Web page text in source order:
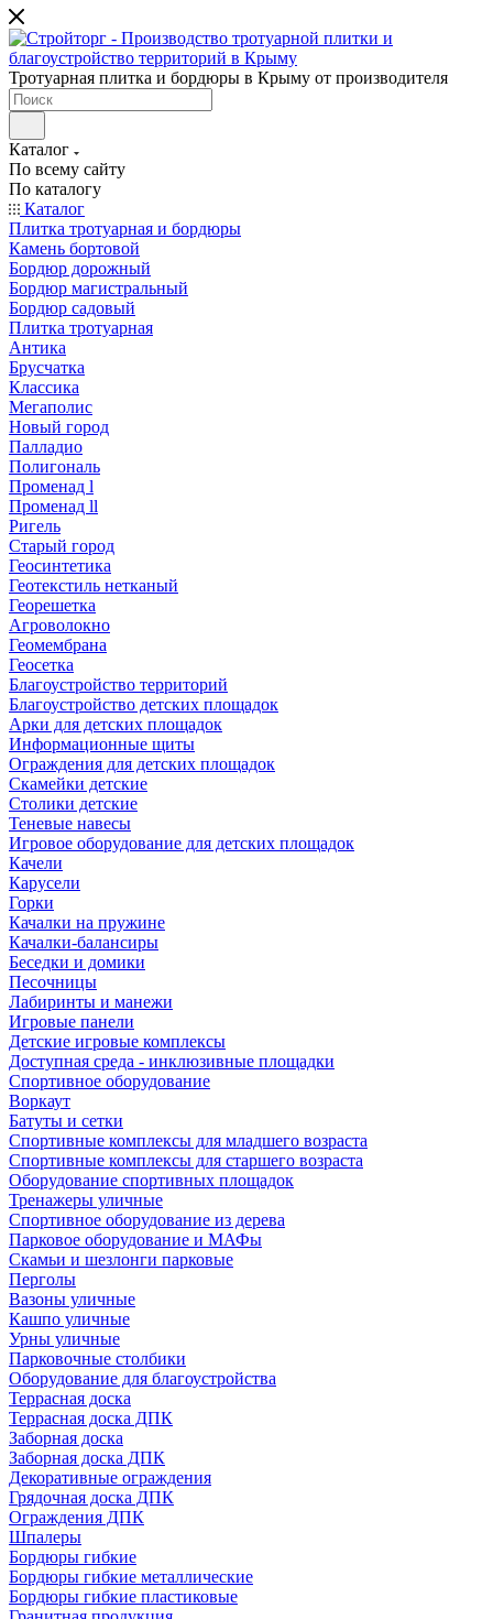
Тротуарная плитка и бордюры в Крыму от производителя
Каталог
По всему сайту
По каталогу
Каталог
Плитка тротуарная и бордюры
Камень бортовой
Бордюр дорожный
Бордюр магистральный
Бордюр садовый
Плитка тротуарная
Антика
Брусчатка
Классика
Мегаполис
Новый город
Палладио
Полигональ
Променад l
Променад ll
Ригель
Старый город
Геосинтетика
Геотекстиль нетканый
Георешетка
Агроволокно
Геомембрана
Геосетка
Благоустройство территорий
Благоустройство детских площадок
Арки для детских площадок
Информационные щиты
Ограждения для детских площадок
Скамейки детские
Столики детские
Теневые навесы
Игровое оборудование для детских площадок
Качели
Карусели
Горки
Качалки на пружине
Качалки-балансиры
Беседки и домики
Песочницы
Лабиринты и манежи
Игровые панели
Детские игровые комплексы
Доступная среда - инклюзивные площадки
Спортивное оборудование
Воркаут
Батуты и сетки
Спортивные комплексы для младшего возраста
Спортивные комплексы для старшего возраста
Оборудование спортивных площадок
Тренажеры уличные
Спортивное оборудование из дерева
Парковое оборудование и МАФы
Скамьи и шезлонги парковые
Перголы
Вазоны уличные
Кашпо уличные
Урны уличные
Парковочные столбики
Оборудование для благоустройства
Террасная доска
Террасная доска ДПК
Заборная доска
Заборная доска ДПК
Декоративные ограждения
Грядочная доска ДПК
Ограждения ДПК
Шпалеры
Бордюры гибкие
Бордюры гибкие металлические
Бордюры гибкие пластиковые